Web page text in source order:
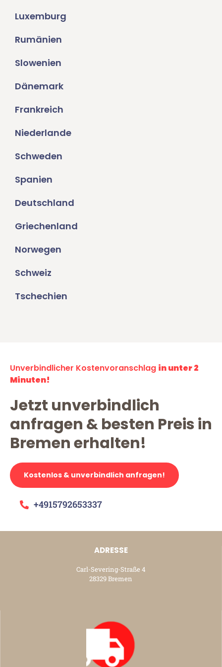
Luxemburg
Rumänien
Slowenien
Dänemark
Frankreich
Niederlande
Schweden
Spanien
Deutschland
Griechenland
Norwegen
Schweiz
Tschechien
Unverbindlicher Kostenvoranschlag in unter 2
Minuten!
Jetzt unverbindlich
anfragen & besten Preis in
Bremen erhalten!
Kostenlos & unverbindlich anfragen!
+4915792653337
ADRESSE
Carl-Severing-Straße 4
28329 Bremen